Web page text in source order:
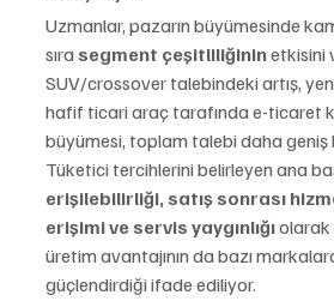
Uzmanlar, pazarın büyümesinde
sıra segment çeşitliliğinin etkisini
SUV/crossover talebindeki artış,
hafif ticari araç tarafında e-ticaret
büyümesi, toplam talebi daha geniş
Tüketici tercihlerini belirleyen ana
erişilebilirliği, satış sonrası
erişimi ve servis yaygınlığı olarak
üretim avantajının da bazı
güçlendirdiği ifade ediliyor.